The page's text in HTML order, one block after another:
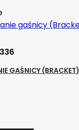
GAŚNICY (BRACKET)